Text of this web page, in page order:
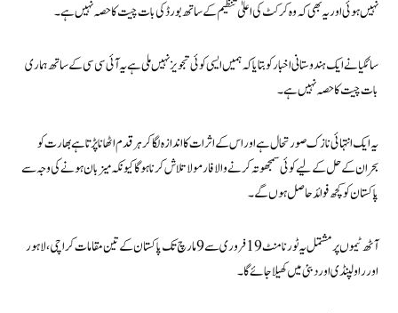
نہیں ہوئی اور یہ بھی کہ وہ کرکٹ کی اعلیٰ تنظیم کے ساتھ بورڈ کی بات چیت کا حصہ نہیں ہے۔
سائکیا نے ایک ہندوستانی اخبار کو بتایا کہ ہمیں ایسی کوئی تجویز نہیں ملی ہے یہ آئی سی سی کے ساتھ ہماری
بات چیت کا حصہ نہیں ہے۔
یہ ایک انتہائی نازک صورتحال ہے اور اس کے اثرات کا اندازہ لگا کر ہر قدم اٹھانا پڑتا ہے بھارت کو
بحران کے حل کے لیے کوئی سمجھوتہ کرنے والا فارمولا تلاش کرنا ہوگا کیونکہ میزبان ہونے کی وجہ سے
پاکستان کو کچھ فوائد حاصل ہوں گے۔
آٹھ ٹیموں پر مشتمل یہ ٹورنامنٹ 19 فروری سے 9 مارچ تک پاکستان کے تین مقامات کراچی، لاہور
اور راولپنڈی اور دبئی میں کھیلا جائے گا۔